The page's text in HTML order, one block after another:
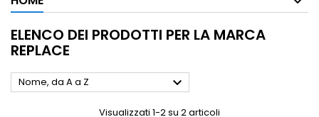
ELENCO DEI PRODOTTI PER LA MARCA
REPLACE
Nome, da A a Z 
Visualizzati 1-2 su 2 articoli